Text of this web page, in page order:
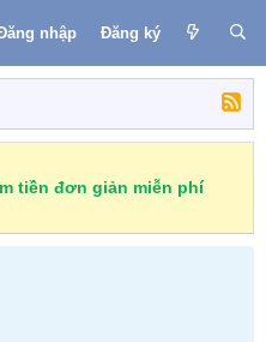
nhập Đăng ký
tiền đơn giản miễn phí